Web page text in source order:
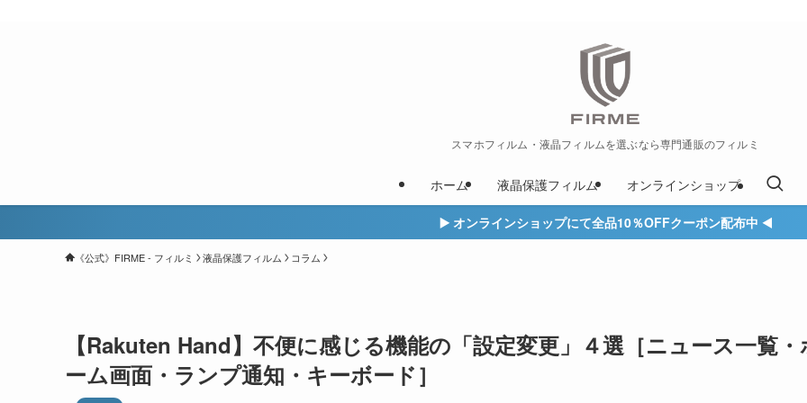
スマホフィルム・液晶フィルムを選ぶなら専門通販のフィルミ
ホーム 液晶保護フィルム オンラインショップ
▶️ オンラインショップにて全品10％OFFクーポン配布中 ◀️
《公式》FIRME - フィルミ 液晶保護フィルム コラム
【Rakuten Hand】不便に感じる機能の「設定変更」４選［ニュース一覧・
ーム画面・ランプ通知・キーボード］